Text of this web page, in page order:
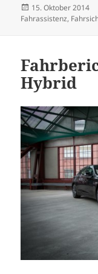
Veröffentlicht
am
15. Oktober 2014
Fahrassistenz,
Hybrid